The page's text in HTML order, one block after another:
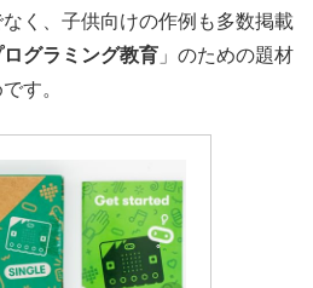
く、子供向けの作例も多数掲載
ログラミング教育 」のための題材
す。